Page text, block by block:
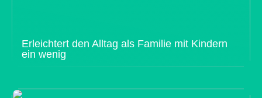
Erleichtert den Alltag als Familie mit Kindern
ein wenig